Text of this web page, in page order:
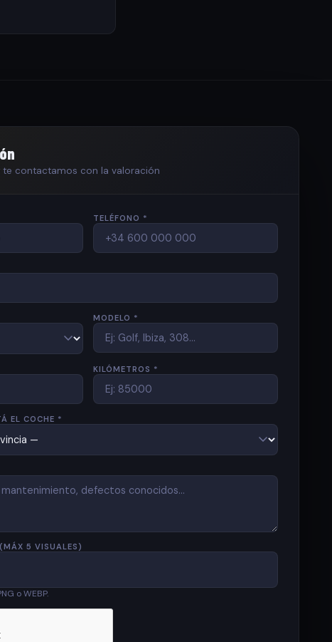
te contactamos con la valoración
TELÉFONO *
MODELO *
KILÓMETROS *
EL COCHE *
5 VISUALES)
o WEBP.